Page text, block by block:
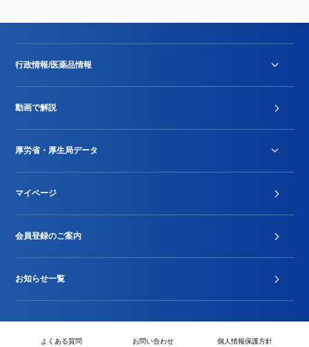
行政情報/医薬品情報
Stu-GEレポート
動画で解説
厚労省・厚生局データ
2024年度新設項目届出状況
マイページ
会員登録のご案内
お知らせ一覧
よくある質問 お問い合わせ 個人情報保護方針